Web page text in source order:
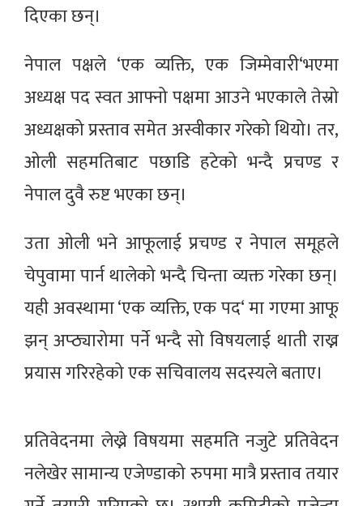
दिएका छन्।
नेपाल पक्षले ‘एक व्यक्ति, एक जिम्मेवारी‘भएमा
अध्यक्ष पद स्वत आफ्नो पक्षमा आउने भएकाले तेस्रो
अध्यक्षको प्रस्ताव समेत अस्वीकार गरेको थियो। तर,
ओली सहमतिबाट पछाडि हटेको भन्दै प्रचण्ड र
नेपाल दुवै रुष्ट भएका छन्।
उता ओली भने आफूलाई प्रचण्ड र नेपाल समूहले
चेपुवामा पार्न थालेको भन्दै चिन्ता व्यक्त गरेका छन्।
यही अवस्थामा ‘एक व्यक्ति, एक पद‘ मा गएमा आफू
झन् अप्ठ्यारोमा पर्ने भन्दै सो विषयलाई थाती राख्न
प्रयास गरिरहेको एक सचिवालय सदस्यले बताए।
प्रतिवेदनमा लेख्ने विषयमा सहमति नजुटे प्रतिवेदन
नलेखेर सामान्य एजेण्डाको रुपमा मात्रै प्रस्ताव तयार